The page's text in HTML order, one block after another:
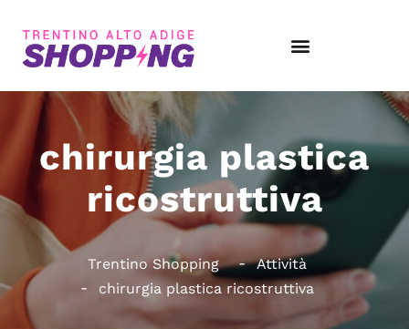
chirurgia plastica
ricostruttiva
Trentino Shopping
Attività
chirurgia plastica ricostruttiva